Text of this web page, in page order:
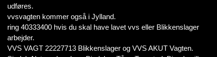
udføres.
vvsvagten kommer også i Jylland.
ring 40333400 hvis du skal have lavet vvs eller Blikkenslager
arbejder.
VVS VAGT 22227713 Blikkenslager og VVS AKUT Vagten.